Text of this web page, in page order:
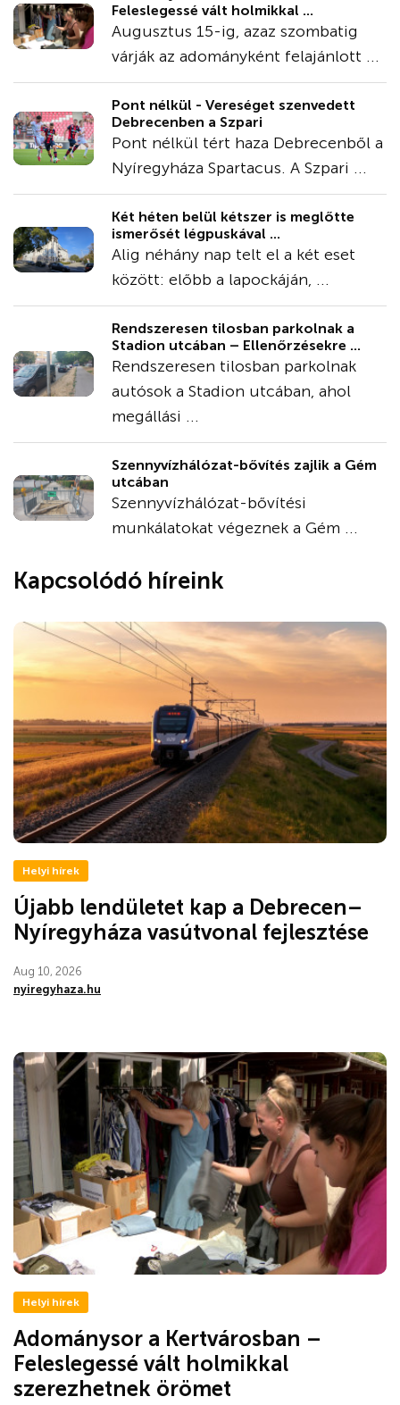
Feleslegessé vált holmikkal ...
Augusztus 15-ig, azaz szombatig
várják az adományként felajánlott ...
Pont nélkül - Vereséget szenvedett
Debrecenben a Szpari
Pont nélkül tért haza Debrecenből a
Nyíregyháza Spartacus. A Szpari ...
Két héten belül kétszer is meglőtte
ismerősét légpuskával ...
Alig néhány nap telt el a két eset
között: előbb a lapockáján, ...
Rendszeresen tilosban parkolnak a
Stadion utcában – Ellenőrzésekre ...
Rendszeresen tilosban parkolnak
autósok a Stadion utcában, ahol
megállási ...
Szennyvízhálózat-bővítés zajlik a Gém
utcában
Szennyvízhálózat-bővítési
munkálatokat végeznek a Gém ...
Kapcsolódó híreink
Helyi hírek
Újabb lendületet kap a Debrecen–
Nyíregyháza vasútvonal fejlesztése
Aug 10, 2026
nyiregyhaza.hu
Helyi hírek
Adománysor a Kertvárosban –
Feleslegessé vált holmikkal
szerezhetnek örömet